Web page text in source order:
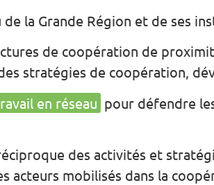
la Grande Région et de ses
de coopération de
stratégies de coopération,
en réseau pour défendre
des activités et
acteurs mobilisés dans la